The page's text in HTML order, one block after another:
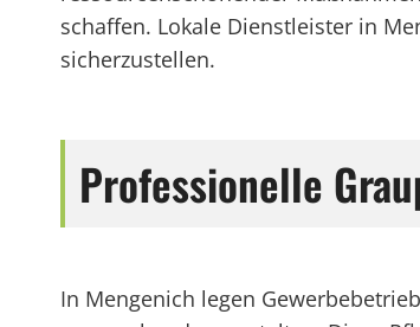
schaffen. Lokale Dienstleister in
sicherzustellen.
Professionelle
In Mengenich legen